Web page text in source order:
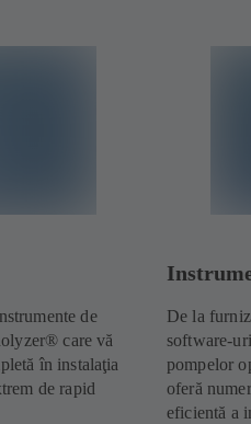
de
care vă
în instalaţia
de rapid
De la
software-
pompelor
oferă
eficientă a